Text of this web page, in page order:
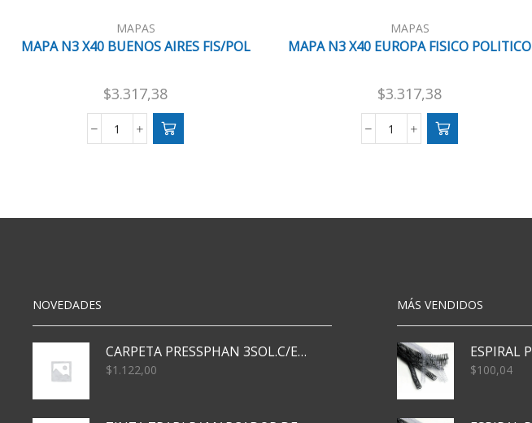
MAPAS
MAPA N3 X40 BUENOS AIRES FIS/POL
$3.317,38
MAPA
FIS/POL
MAPAS
MAPA N3 X40 EUROPA FISICO POLITICO
$3.317,38
MAPA
POLITICO
NOVEDADES
CARPETA PRESSPHAN 3SOL.C/ELAST MARRON A4 P01A
$1.122,00
MÁS VENDIDOS
$100,04